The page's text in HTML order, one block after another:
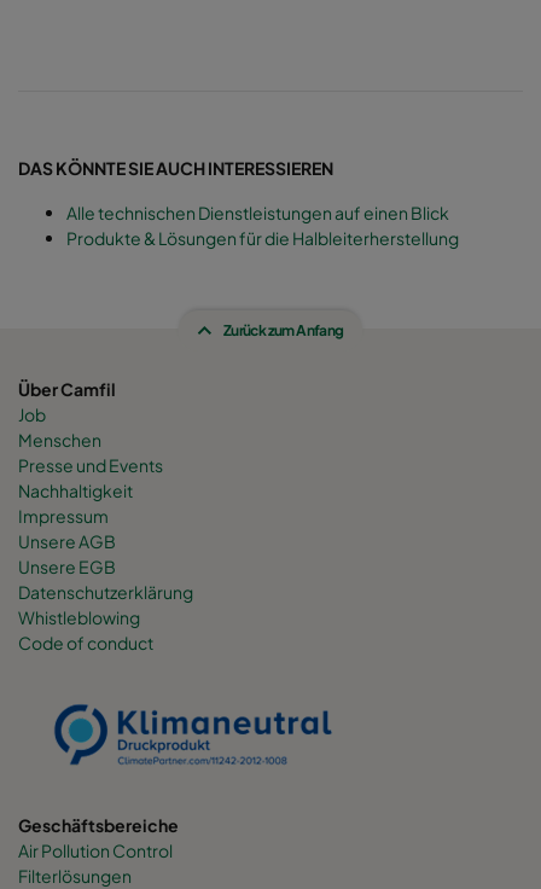
DAS KÖNNTE SIE AUCH INTERESSIEREN
Alle technischen Dienstleistungen auf einen Blick
Produkte & Lösungen für die Halbleiterherstellung
Zurück zum Anfang
Über Camfil
Job
Menschen
Presse und Events
Nachhaltigkeit
Impressum
Unsere AGB
Unsere EGB
Datenschutzerklärung
Whistleblowing
Code of conduct
Geschäftsbereiche
Air Pollution Control
Filterlösungen